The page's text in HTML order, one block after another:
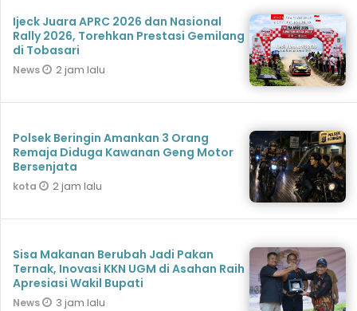
Ijeck Juara APRC 2026 dan Nasional
Rally 2026, Torehkan Prestasi Gemilang
di Tobasari
News 2 jam lalu
Polsek Beringin Amankan 3 Orang
Remaja Diduga Kawanan Geng Motor
Bersenjata
kota 2 jam lalu
Sisa Makanan Berubah Jadi Pakan
Ternak, Inovasi KKN UGM di Asahan Raih
Apresiasi Wakil Bupati
News 3 jam lalu